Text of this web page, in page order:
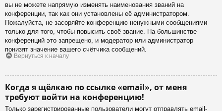
вы не можете напрямую изменять наименования званий на
конференции, так как они установлены её администратором.
Пожалуйста, не засоряйте конференцию ненужными сообщениями
только для того, чтобы повысить своё звание. На большинстве
конференций это запрещено, и модератор или администратор
понизят значение вашего счётчика сообщений.
Вернуться к началу
Когда я щёлкаю по ссылке «email», от меня
требуют войти на конференцию!
Только зарегистрированные пользователи могут отправлять email-